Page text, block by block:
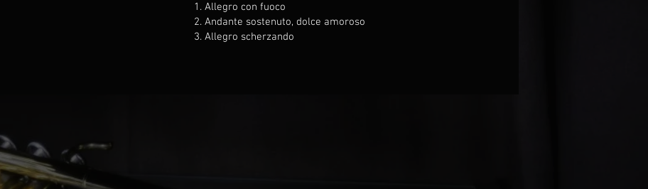
Allegro con fuoco
Andante sostenuto, dolce amoroso
Allegro scherzando